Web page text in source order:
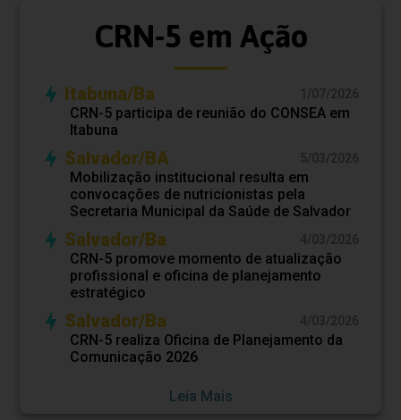
CRN-5 em Ação
Itabuna/Ba 1/07/2026
CRN-5 participa de reunião do CONSEA em
Itabuna
Salvador/BA 5/03/2026
Mobilização institucional resulta em
convocações de nutricionistas pela
Secretaria Municipal da Saúde de Salvador
Salvador/Ba 4/03/2026
CRN-5 promove momento de atualização
profissional e oficina de planejamento
estratégico
Salvador/Ba 4/03/2026
CRN-5 realiza Oficina de Planejamento da
Comunicação 2026
Leia Mais